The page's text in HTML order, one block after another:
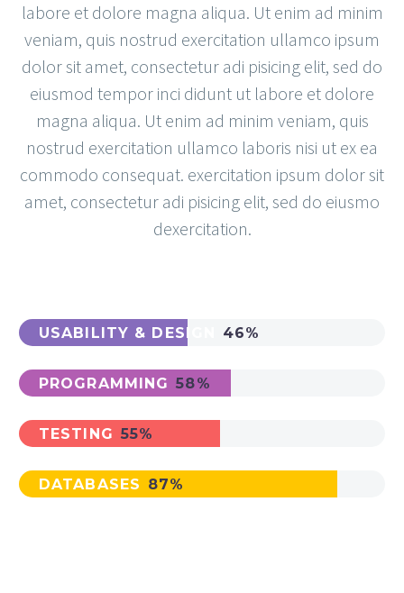
labore et dolore magna aliqua. Ut enim ad minim
veniam, quis nostrud exercitation ullamco ipsum
dolor sit amet, consectetur adi pisicing elit, sed do
eiusmod tempor inci didunt ut labore et dolore
magna aliqua. Ut enim ad minim veniam, quis
nostrud exercitation ullamco laboris nisi ut ex ea
commodo consequat. exercitation ipsum dolor sit
amet, consectetur adi pisicing elit, sed do eiusmo
dexercitation.
USABILITY & DESIGN 46%
PROGRAMMING 58%
TESTING 55%
DATABASES 87%